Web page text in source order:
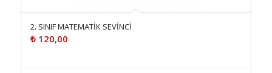
2. SINIF MATEMATİK SEVİNCİ
₺120,00